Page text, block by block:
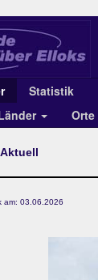
Statistik
Orte
am: 03.06.2026